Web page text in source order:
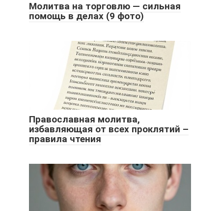
Молитва на торговлю — сильная
помощь в делах (9 фото)
Православная молитва,
избавляющая от всех проклятий –
правила чтения